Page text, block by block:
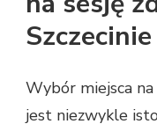
Szczecinie
Wybór miejsca
jest niezwykle